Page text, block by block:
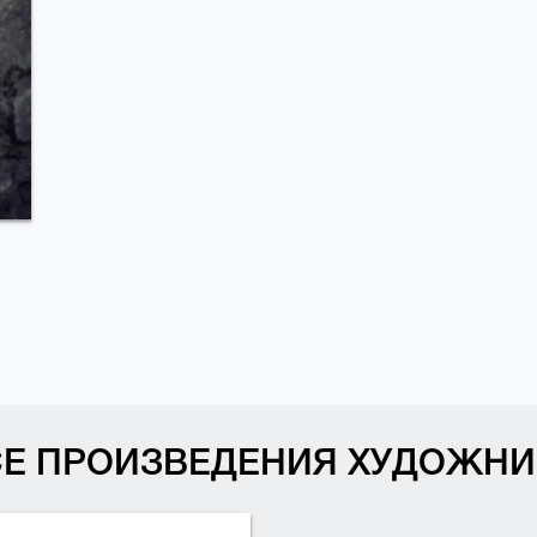
ПРОИЗВЕДЕНИЯ